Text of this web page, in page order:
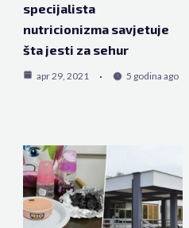
specijalista
nutricionizma savjetuje
šta jesti za sehur
apr 29, 2021 5 godina ago